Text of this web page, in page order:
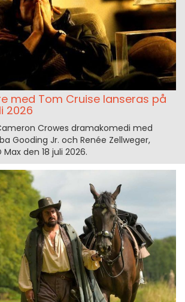
med Tom Cruise lanseras på
2026
Crowes dramakomedi med
Gooding Jr. och Renée Zellweger,
den 18 juli 2026.